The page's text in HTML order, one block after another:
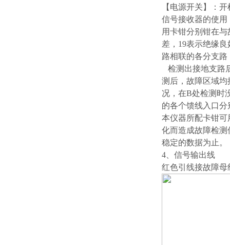
【电源开关】：
信号接收器的使用
用卡钳分别钳在
差，19表示绝缘
路相联的各分支
检测出接地支路
测后，故障区域
况，在B处检测时
的各个馈线入口
本仪器所配卡钳
化而造成故障检
稳定的数据为止。
4、信号输出线
红色引线接故障